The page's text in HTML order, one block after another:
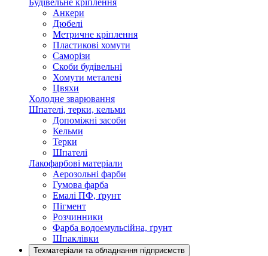
Будівельне кріплення
Анкери
Дюбелі
Метричне кріплення
Пластикові хомути
Саморізи
Скоби будівельні
Хомути металеві
Цвяхи
Холодне зварювання
Шпателі, терки, кельми
Допоміжні засоби
Кельми
Терки
Шпателі
Лакофарбові матеріали
Аерозольні фарби
Гумова фарба
Емалі ПФ, ґрунт
Пігмент
Розчинники
Фарба водоемульсійна, ґрунт
Шпаклівки
Техматеріали та обладнання підприємств